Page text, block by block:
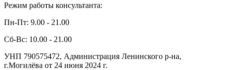
Режим работы консультанта:
Пн-Пт: 9.00 - 21.00
Сб-Вс: 10.00 - 21.00
УНП 790575472, Администрация Ленинского р-на,
г.Могилёва от 24 июня 2024 г.